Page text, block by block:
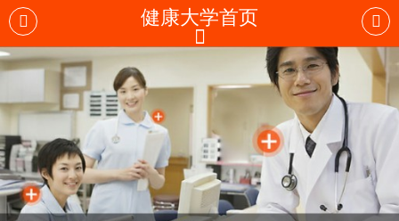
搜索 健康大学首页